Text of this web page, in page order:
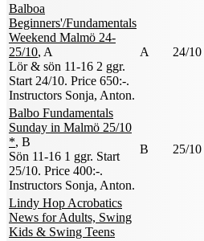
Balboa
Beginners'/Fundamentals
Weekend Malmö 24-
25/10, A
Lör & sön 11-16 2 ggr.
Start 24/10. Price 650:-.
Instructors Sonja, Anton.
A 24/10
Balbo Fundamentals
Sunday in Malmö 25/10
*, B
Sön 11-16 1 ggr. Start
25/10. Price 400:-.
Instructors Sonja, Anton.
B 25/10
Lindy Hop Acrobatics
News for Adults, Swing
Kids & Swing Teens